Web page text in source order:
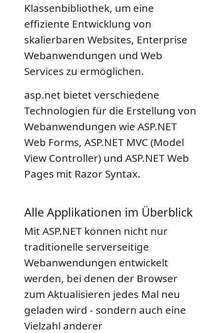
Klassenbibliothek, um eine
effiziente Entwicklung von
skalierbaren Websites, Enterprise
Webanwendungen und Web
Services zu ermöglichen.
asp.net bietet verschiedene
Technologien für die Erstellung von
Webanwendungen wie ASP.NET
Web Forms, ASP.NET MVC (Model
View Controller) und ASP.NET Web
Pages mit Razor Syntax.
Alle Applikationen im Überblick
Mit ASP.NET können nicht nur
traditionelle serverseitige
Webanwendungen entwickelt
werden, bei denen der Browser
zum Aktualisieren jedes Mal neu
geladen wird - sondern auch eine
Vielzahl anderer